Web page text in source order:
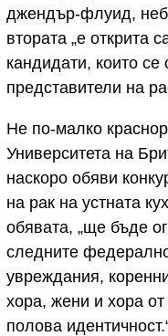
джендър-флуид,
втората „е открита
кандидати, които
представители на
Не по-малко
Университета на
наскоро обяви
на рак на устната
обявата, „ще бъде
следните
увреждания,
хора, жени и хора
полова